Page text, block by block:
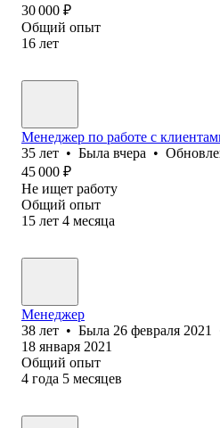
30 000 ₽
Общий опыт
16 лет
Менеджер по работе с
35 лет • Была вчера •
45 000 ₽
Не ищет работу
Общий опыт
15 лет 4 месяца
Менеджер
38 лет • Была 26 февраля 2021
18 января 2021
Общий опыт
4 года 5 месяцев